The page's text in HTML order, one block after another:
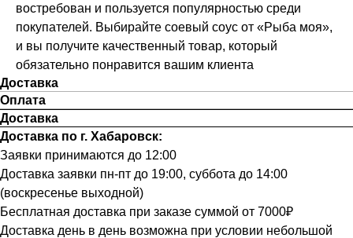
востребован и пользуется популярностью среди
покупателей. Выбирайте соевый соус от «Рыба моя»,
и вы получите качественный товар, который
обязательно понравится вашим клиента
Доставка
Оплата
Доставка
Доставка по г. Хабаровск:
Заявки принимаются до 12:00
Доставка заявки пн-пт до 19:00, суббота до 14:00
(воскресенье выходной)
Бесплатная доставка при заказе суммой от 7000₽
Доставка день в день возможна при условии небольшой